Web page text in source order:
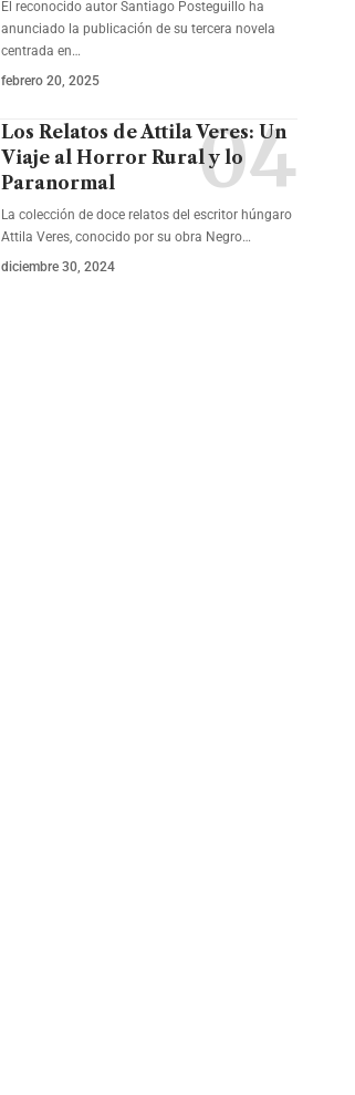
El reconocido autor Santiago Posteguillo ha
anunciado la publicación de su tercera novela
centrada en…
febrero 20, 2025
Los Relatos de Attila Veres: Un
Viaje al Horror Rural y lo
Paranormal
La colección de doce relatos del escritor húngaro
Attila Veres, conocido por su obra Negro…
diciembre 30, 2024